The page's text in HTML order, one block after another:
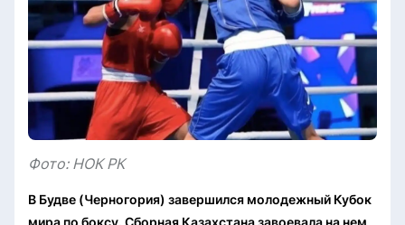
Фото: НОК РК
В Будве (Черногория) завершился молодежный Кубок
мира по боксу. Сборная Казахстана завоевала на нем